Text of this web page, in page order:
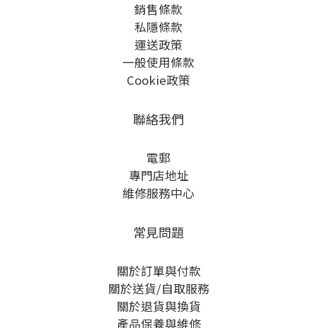
銷售條款
私隱條款
運送政策
一般使用條款
Cookie政策
聯絡我們
電郵
專門店地址
維修服務中心
常見問題
關於訂單與付款
關於送貨/自取服務
關於退貨與換貨
產品保養與維修